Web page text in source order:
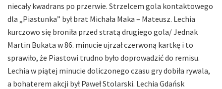
niecały kwadrans po przerwie. Strzelcem gola kontaktowego
dla „Piastunka” był brat Michała Maka – Mateusz. Lechia
kurczowo się broniła przed stratą drugiego gola/ Jednak
Martin Bukata w 86. minucie ujrzał czerwoną kartkę i to
sprawiło, że Piastowi trudno było doprowadzić do remisu.
Lechia w piątej minucie doliczonego czasu gry dobiła rywala,
a bohaterem akcji był Paweł Stolarski. Lechia Gdańsk